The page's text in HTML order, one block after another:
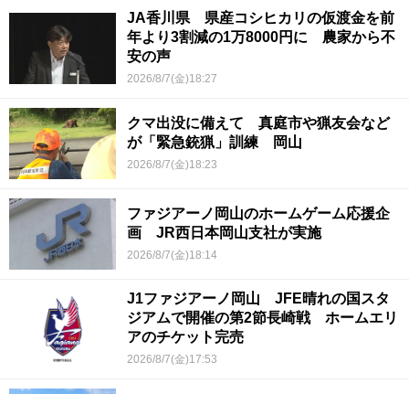
JA香川県 県産コシヒカリの仮渡金を前
年より3割減の1万8000円に 農家から不
安の声
2026/8/7(金)18:27
クマ出没に備えて 真庭市や猟友会など
が「緊急銃猟」訓練 岡山
2026/8/7(金)18:23
ファジアーノ岡山のホームゲーム応援企
画 JR西日本岡山支社が実施
2026/8/7(金)18:14
J1ファジアーノ岡山 JFE晴れの国スタ
ジアムで開催の第2節長崎戦 ホームエリ
アのチケット完売
2026/8/7(金)17:53